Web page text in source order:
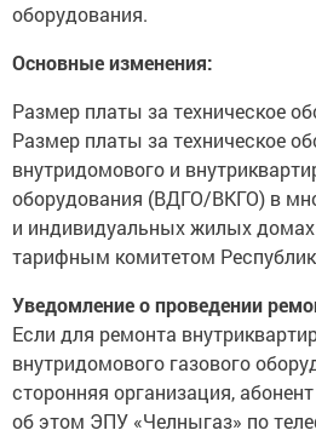
оборудования.
Основные изменения:
Размер платы за техническое
Размер платы за техническое
внутридомового и
оборудования (ВДГО/ВКГО) в
и индивидуальных жилых домах
тарифным комитетом
Уведомление о проведении
Если для ремонта
внутридомового газового
сторонняя организация,
об этом ЭПУ «Челныгаз» по